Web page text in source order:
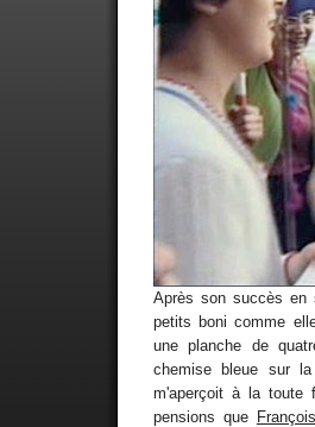
Après son succès en
petits boni comme
une planche de
chemise bleue sur
m'aperçoit à la
pensions que